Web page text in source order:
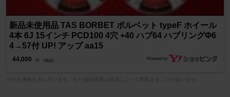
新品未使用品 TAS BORBET ボルベット typeF ホイール
4本 6J 15インチ PCD100 4穴 +40 ハブ64 ハブリングΦ6
4→57付 UP! アップ aa15
44,000 円 （税込）